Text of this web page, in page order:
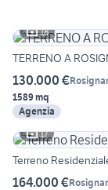
18
TERRENO A
130.000 €
1589 mq
Agenzia
17
Terreno
164.000 €